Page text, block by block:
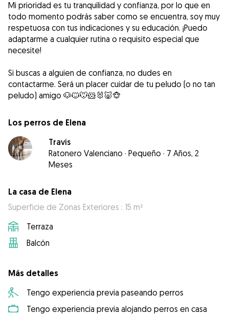
Mi prioridad es tu tranquilidad y confianza, por lo que en
todo momento podrás saber como se encuentra, soy muy
respetuosa con tus indicaciones y su educación. ¡Puedo
adaptarme a cualquier rutina o requisito especial que
necesite!
Si buscas a alguien de confianza, no dudes en
contactarme. Será un placer cuidar de tu peludo (o no tan
peludo) amigo 🐶🐱🐭🐹🐰🐷🐵
Los perros de Elena
Travis
Ratonero Valenciano · Pequeño · 7 Años, 2
Meses
La casa de Elena
Superficie de Zonas Exteriores : 15 m²
Terraza
Balcón
Más detalles
Tengo experiencia previa paseando perros
Tengo experiencia previa alojando perros en casa